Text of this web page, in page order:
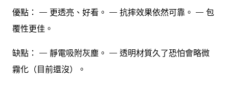
優點： — 更透亮、好看。 — 抗摔效果依然可靠。 — 包
覆性更佳。
缺點： — 靜電吸附灰塵。 — 透明材質久了恐怕會略微
霧化（目前還沒）。